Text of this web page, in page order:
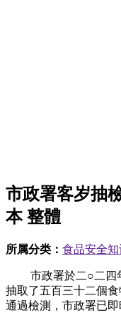
市政署客岁抽
本 整體
所属分类： 食品安全知
市政署於二○二四
抽取了五百三十二個
通過檢測，市政署已